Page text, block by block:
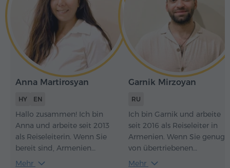
Anna Martirosyan
HY EN
Hallo zusammen! Ich bin
Anna und arbeite seit 2013
als Reiseleiterin. Wenn Sie
bereit sind, Armenien
kennenzulernen, werde ich
Mehr
Garnik Mirzoyan
RU
Ich bin Garnik und arbeite
seit 2016 als Reiseleiter in
Armenien. Wenn Sie genug
von übertriebenen
Geschichten haben und
Mehr